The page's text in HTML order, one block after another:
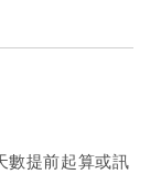
數提前起算或訊